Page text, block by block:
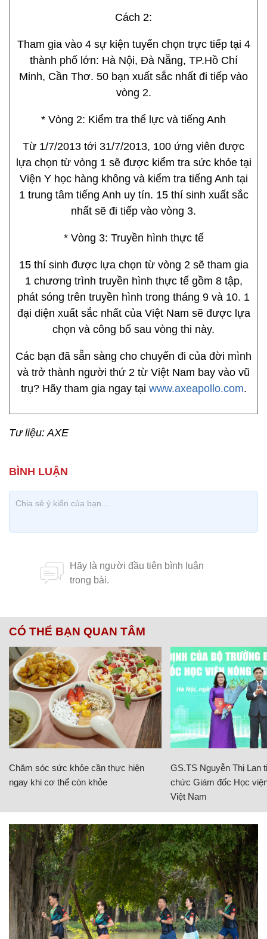
Cách 2:
Tham gia vào 4 sự kiện tuyển chọn trực tiếp tại 4
thành phố lớn: Hà Nội, Đà Nẵng, TP.Hồ Chí
Minh, Cần Thơ. 50 bạn xuất sắc nhất đi tiếp vào
vòng 2.
* Vòng 2: Kiểm tra thể lực và tiếng Anh
Từ 1/7/2013 tới 31/7/2013, 100 ứng viên được
lựa chọn từ vòng 1 sẽ được kiểm tra sức khỏe tại
Viện Y học hàng không và kiểm tra tiếng Anh tại
1 trung tâm tiếng Anh uy tín. 15 thí sinh xuất sắc
nhất sẽ đi tiếp vào vòng 3.
* Vòng 3: Truyền hình thực tế
15 thí sinh được lựa chọn từ vòng 2 sẽ tham gia
1 chương trình truyền hình thực tế gồm 8 tập,
phát sóng trên truyền hình trong tháng 9 và 10. 1
đại diện xuất sắc nhất của Việt Nam sẽ được lựa
chọn và công bố sau vòng thi này.
Các bạn đã sẵn sàng cho chuyến đi của đời mình
và trở thành người thứ 2 từ Việt Nam bay vào vũ
trụ? Hãy tham gia ngay tại www.axeapollo.com.
Tư liệu: AXE
CÓ THỂ BẠN QUAN TÂM
Chăm sóc sức khỏe cần thực hiện
ngay khi cơ thể còn khỏe
GS.TS Nguyễn Thị Lan
chức Giám đốc Học
Việt Nam